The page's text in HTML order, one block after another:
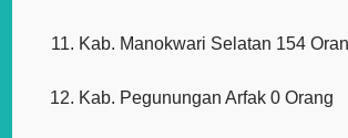
Kab. Manokwari Selatan 154
Kab. Pegunungan Arfak 0 Orang